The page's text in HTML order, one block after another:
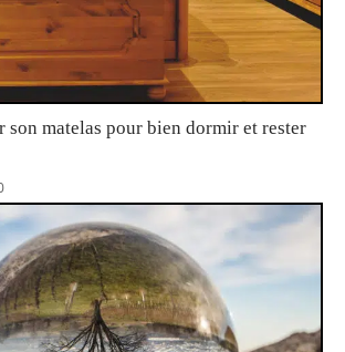
son matelas pour bien dormir et rester